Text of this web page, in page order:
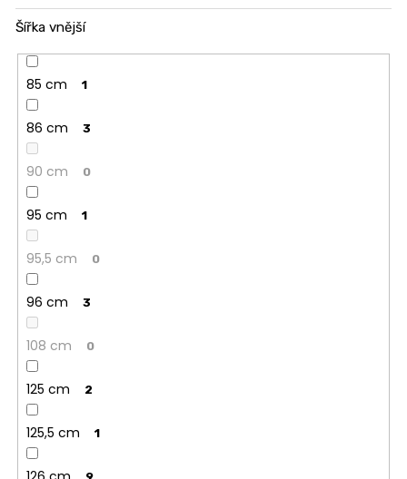
Šířka vnější
85 cm 1
86 cm 3
90 cm 0
95 cm 1
95,5 cm 0
96 cm 3
108 cm 0
125 cm 2
125,5 cm 1